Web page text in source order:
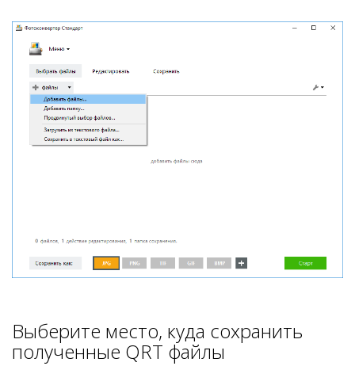
Выберите место, куда сохранить
полученные QRT файлы